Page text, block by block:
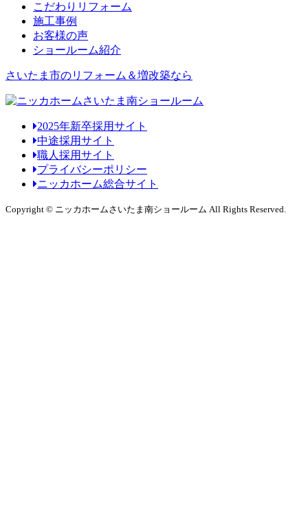
こだわりリフォーム
施工事例
お客様の声
ショールーム紹介
さいたま市のリフォーム＆増改築なら
2025年新卒採用サイト
中途採用サイト
職人採用サイト
プライバシーポリシー
ニッカホーム総合サイト
Copyright © ニッカホームさいたま南ショールーム All Rights Reserved.